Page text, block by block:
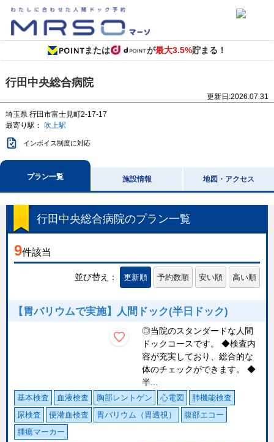
または が最大3.5%貯まる！
行田中央総合病院
更新日:2026.07.31
埼玉県 行田市富士見町2-17-17
最寄り駅： 吹上駅
インボイス制度に対応
プラン一覧 施設情報 地図・アクセス
行田中央総合病院のプラン一覧
9件該当
並び替え： 更新順 予約数順 安い順 高い順
【胃バリウムで実施】人間ドック(半日ドック)
◎当院のスタンダードな人間
ドックコースです。 ◆検査内
容が充実しており、総合的な
体のチェックができます。 ◆
半...
基本検査 血液検査 胸部レントゲン 心電図
肺機能検査
尿検査
便潜血検査 胃バリウム（胃透視）
腹部エコー
腫瘍マーカー